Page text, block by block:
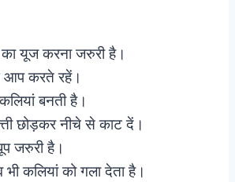
यूज करना जरुरी है।
आप करते रहें।
बनती है।
छोड़कर नीचे से काट दें।
जरुरी है।
भी कलियां को गला देता है।